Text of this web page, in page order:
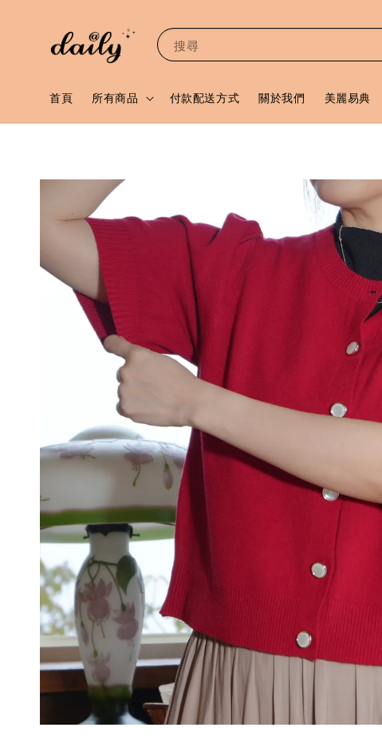
搜尋
首頁 所有商品 付款配送方式 關於我們 美麗易典